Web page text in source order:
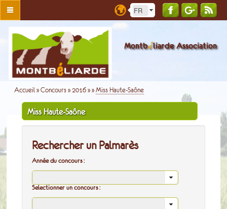
Montbéliarde Association
Accueil »Concours »2016 »»Miss Haute-Saône
Miss Haute-Saône
Rechercher un Palmarès
Année du concours :
Selectionner un concours :